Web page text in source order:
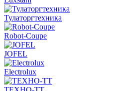
Тулаторгтехника
Robot-Coupe
JOFEL
Electrolux